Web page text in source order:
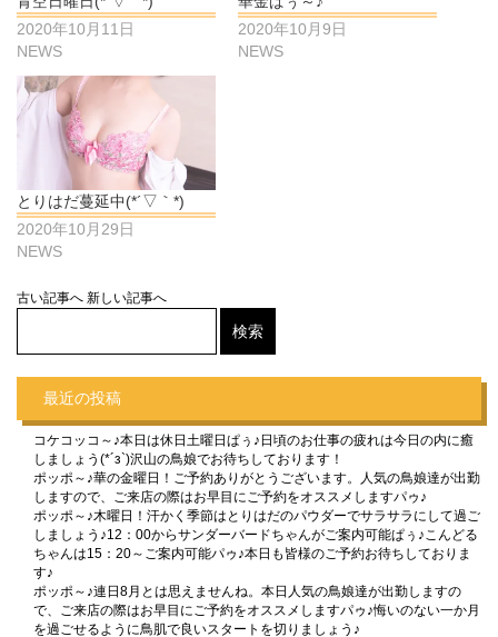
2020年10月11日
NEWS
2020年10月9日
NEWS
とりはだ蔓延中(*´▽｀*)
2020年10月29日
NEWS
古い記事へ 新しい記事へ
最近の投稿
コケコッコ～♪本日は休日土曜日ぱぅ♪日頃のお仕事の疲れは今日の内に癒
しましょう(*´з`)沢山の鳥娘でお待ちしております！
ポッポ～♪華の金曜日！ご予約ありがとうございます。人気の鳥娘達が出勤
しますので、ご来店の際はお早目にご予約をオススメしますパゥ♪
ポッポ～♪木曜日！汗かく季節はとりはだのパウダーでサラサラにして過ご
しましょう♪12：00からサンダーバードちゃんがご案内可能ぱぅ♪こんどる
ちゃんは15：20～ご案内可能パゥ♪本日も皆様のご予約お待ちしておりま
す♪
ポッポ～♪連日8月とは思えませんね。本日人気の鳥娘達が出勤しますの
で、ご来店の際はお早目にご予約をオススメしますパゥ♪悔いのない一か月
を過ごせるように鳥肌で良いスタートを切りましょう♪